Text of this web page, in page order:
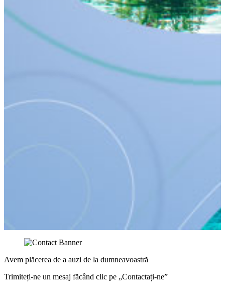
ABONAȚI-VĂ LA BULETINUL NOSTRU
INFORMATIV
VIZUALIZARE BULETINE INFORMATIVE
Avem plăcerea de a auzi de la dumneavoastră
Trimiteți-ne un mesaj făcând clic pe „Contactați-ne”